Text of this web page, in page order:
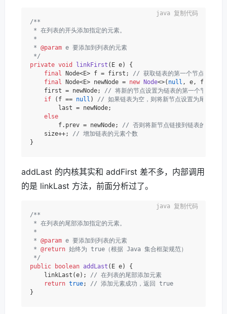
/**
* 在列表的开头添加指定的元素。
*
* @param e 要添加到列表的元素
*/
private void linkFirst (E e)
{
final Node<E> f = first; // 获取链表的第一个节点
final Node<E> newNode = new Node<>( null , e, f);
    first = newNode;
// 将新的节点设置为链表的第一个节点
if (f == null ) // 如果链表为空，则将新节点设置为尾节点
        last = newNode;
else
        f.prev = newNode;
// 否则将新节点链接到链表的头部
    size++;
// 增加链表的元素个数
复制代码
addLast 的内核其实和 addFirst 差不多，内部调用
的是 linkLast 方法，前面分析过了。
/**
* 在列表的尾部添加指定的元素。
*
* @param e 要添加到列表的元素
* @return 始终为 true（根据 Java 集合框架规范）
*/
public
boolean addLast (E e)
{
    linkLast(e);
// 在列表的尾部添加元素
return true; // 添加元素成功，返回 true
复制代码